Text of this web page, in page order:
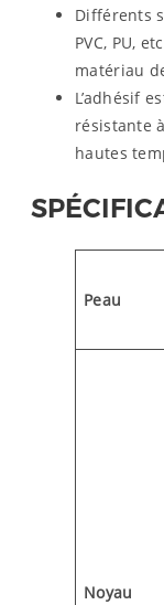
Différents
PVC, PU,
matériau
L’adhésif
résistante
hautes
Peau
Noyau